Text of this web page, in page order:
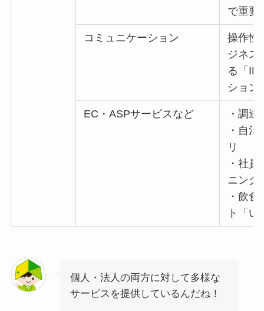
で重要
コミュニケーション
操作性
ジネス
る「
ション
EC・ASPサービスなど
・調
・自
リ
・社
ニング
・飲
ト「い
個人・法人の両方に対して多様な
サービスを提供しているんだね！